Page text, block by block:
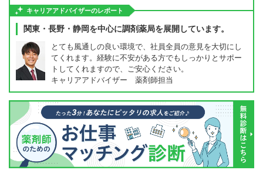
キャリアアドバイザーのレポート
関東・長野・静岡を中心に調剤薬局を展開しています。
とても風通しの良い環境で、社員全員の意見を大切にし
てくれます。経験に不安がある方でもしっかりとサポー
トしてくれますので、ご安心ください。
キャリアアドバイザー 薬剤師担当